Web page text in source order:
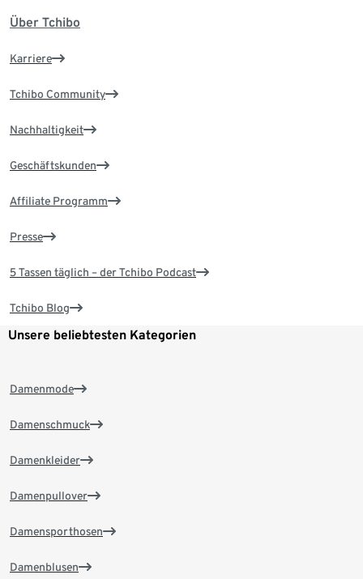
Über Tchibo
Karriere
Tchibo Community
Nachhaltigkeit
Geschäftskunden
Affiliate Programm
Presse
5 Tassen täglich – der Tchibo Podcast
Tchibo Blog
Unsere beliebtesten Kategorien
Damenmode
Damenschmuck
Damenkleider
Damenpullover
Damensporthosen
Damenblusen